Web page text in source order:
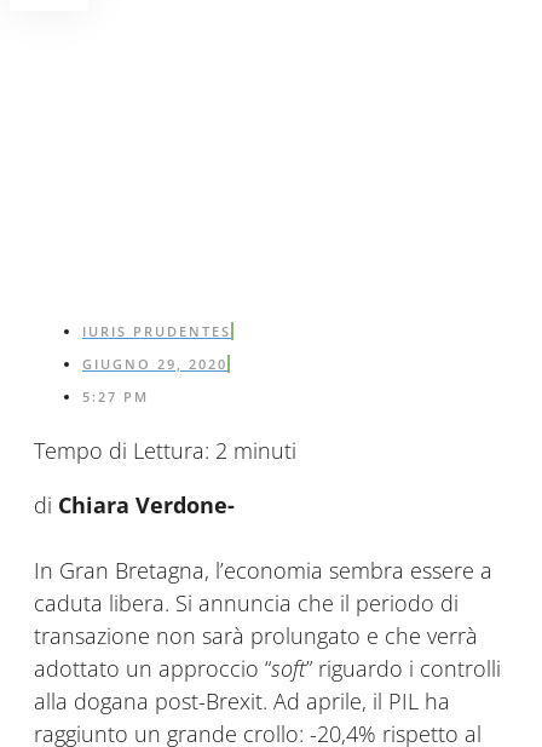
IURIS PRUDENTES
GIUGNO 29, 2020
5:27 PM
Tempo di Lettura: 2 minuti
di Chiara Verdone-
In Gran Bretagna, l’economia sembra essere a
caduta libera. Si annuncia che il periodo di
transazione non sarà prolungato e che verrà
adottato un approccio “soft” riguardo i controlli
alla dogana post-Brexit. Ad aprile, il PIL ha
raggiunto un grande crollo: -20,4% rispetto al